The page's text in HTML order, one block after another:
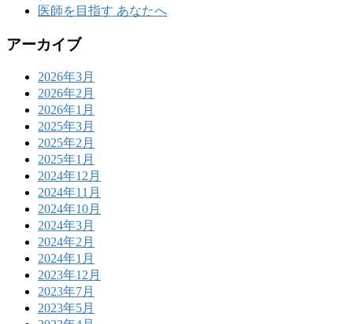
医師を目指す あなたへ
アーカイブ
2026年3月
2026年2月
2026年1月
2025年3月
2025年2月
2025年1月
2024年12月
2024年11月
2024年10月
2024年3月
2024年2月
2024年1月
2023年12月
2023年7月
2023年5月